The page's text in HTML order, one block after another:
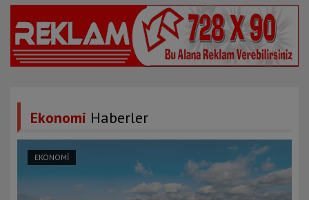
Ekonomi Haberler
EKONOMİ